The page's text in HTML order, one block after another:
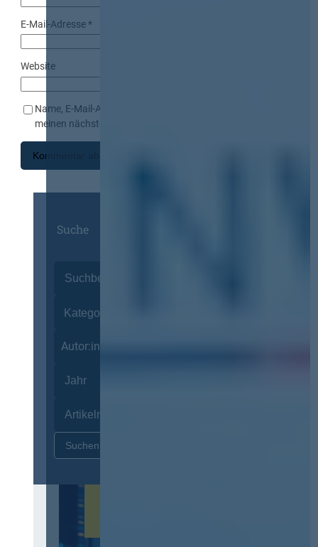
E-Mail-Adresse*
Website
Name, E-Mail-Adresse und Website in diesem Browser für
meinen nächsten Kommentar speichern.
Suche
Autor:innen